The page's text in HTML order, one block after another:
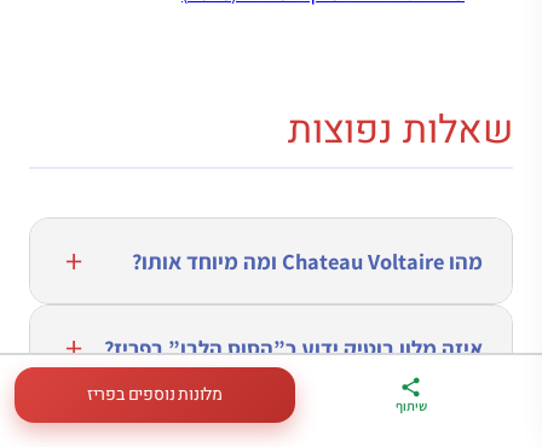
שאלות נפוצות
מהו Chateau Voltaire ומה מיוחד אותו?
איזה מלון בוטיק ידוע כ”הסוס הלבן” בפריז?
מהו הקונספט של מלון Park Hyatt Paris
ארגז הכלים שלי
מדריך פריז
במתנה
דברו
איתי בווטסאפ
שיתוף מלונות נוספים בפריז